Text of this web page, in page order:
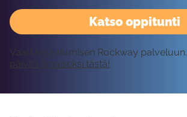
Katso oppitunti
Vaatii kirjautumisen Rockway palveluun.
päivää ilmaiseksi tästä!